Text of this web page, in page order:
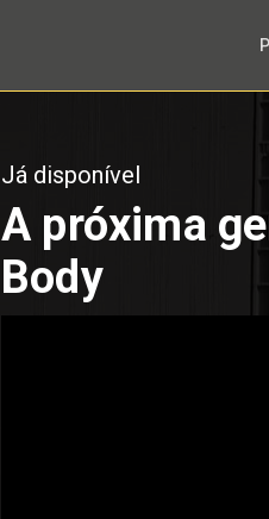
Já disponível
A próxima
Body